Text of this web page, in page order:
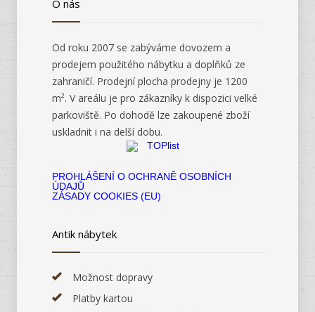
O nás
Od roku 2007 se zabýváme dovozem a
prodejem použitého nábytku a doplňků ze
zahraničí. Prodejní plocha prodejny je 1200
m². V areálu je pro zákazníky k dispozici velké
parkoviště. Po dohodě lze zakoupené zboží
uskladnit i na delší dobu.
PROHLÁŠENÍ O OCHRANĚ OSOBNÍCH
ÚDAJŮ
ZÁSADY COOKIES (EU)
Antik nábytek
Možnost dopravy
Platby kartou